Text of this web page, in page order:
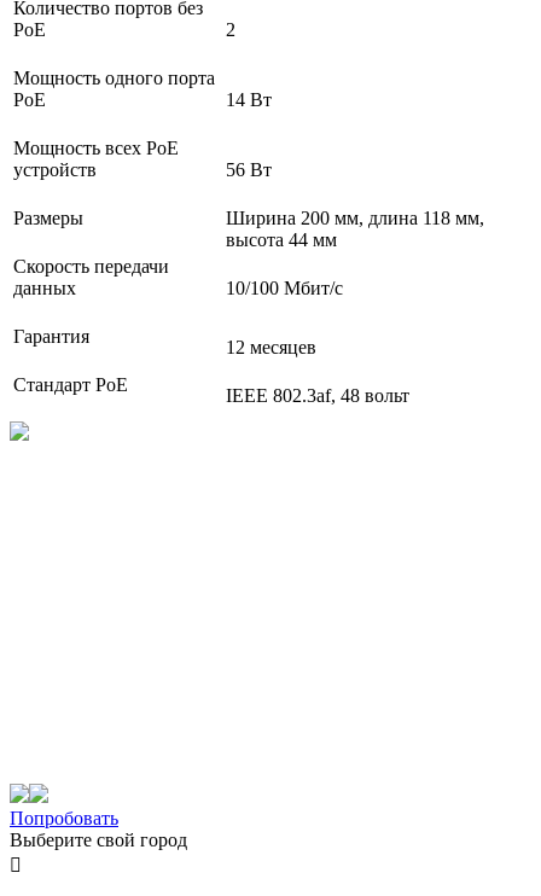
Количество портов без
PoE
2
Мощность одного порта
PoE
14 Вт
Мощность всех PoE
устройств
56 Вт
Размеры
Ширина 200 мм, длина 118 мм,
высота 44 мм
Cкорость передачи
данных
10/100 Мбит/с
Гарантия
12 месяцев
Стандарт PoE
IEEE 802.3af, 48 вольт
Попробовать
Выберите свой город
